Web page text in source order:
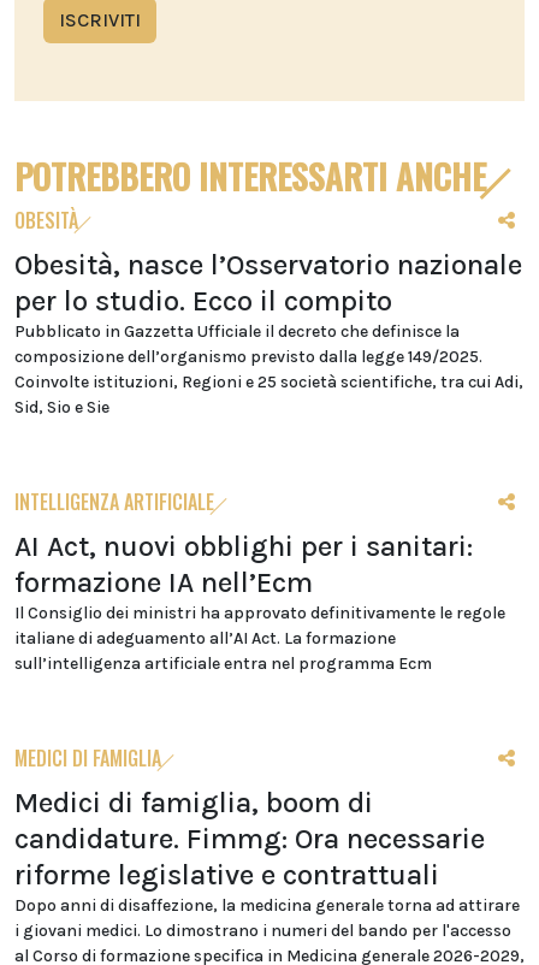
ISCRIVITI
POTREBBERO INTERESSARTI ANCHE
OBESITÀ
Obesità, nasce l’Osservatorio nazionale
per lo studio. Ecco il compito
Pubblicato in Gazzetta Ufficiale il decreto che definisce la
composizione dell’organismo previsto dalla legge 149/2025.
Coinvolte istituzioni, Regioni e 25 società scientifiche, tra cui Adi,
Sid, Sio e Sie
INTELLIGENZA ARTIFICIALE
AI Act, nuovi obblighi per i sanitari:
formazione IA nell’Ecm
Il Consiglio dei ministri ha approvato definitivamente le regole
italiane di adeguamento all’AI Act. La formazione
sull’intelligenza artificiale entra nel programma Ecm
MEDICI DI FAMIGLIA
Medici di famiglia, boom di
candidature. Fimmg: Ora necessarie
riforme legislative e contrattuali
Dopo anni di disaffezione, la medicina generale torna ad attirare
i giovani medici. Lo dimostrano i numeri del bando per l'accesso
al Corso di formazione specifica in Medicina generale 2026-2029,